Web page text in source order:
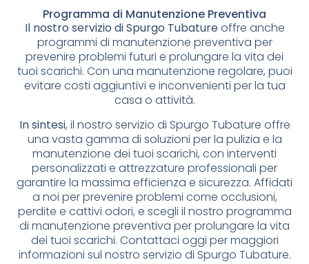
Programma di Manutenzione Preventiva
Il nostro servizio di Spurgo Tubatureoffre anche
programmi di manutenzione preventiva per
prevenire problemi futuri e prolungare la vita dei
tuoi scarichi. Con una manutenzione regolare, puoi
evitare costi aggiuntivi e inconvenienti per la tua
casa o attività.
In sintesi, il nostro servizio di Spurgo Tubature offre
una vasta gamma di soluzioni per la pulizia e la
manutenzione dei tuoi scarichi, con interventi
personalizzati e attrezzature professionali per
garantire la massima efficienza e sicurezza. Affidati
a noi per prevenire problemi come occlusioni,
perdite e cattivi odori, e scegli il nostro programma
di manutenzione preventiva per prolungare la vita
dei tuoi scarichi. Contattaci oggi per maggiori
informazioni sul nostro servizio di Spurgo Tubature.